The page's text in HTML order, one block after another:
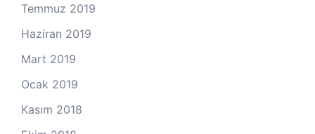
Temmuz 2019
Haziran 2019
Mart 2019
Ocak 2019
Kasım 2018